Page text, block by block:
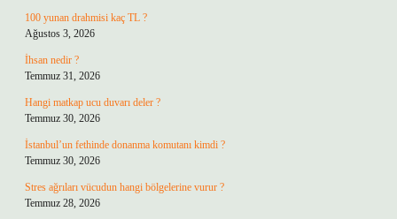
100 yunan drahmisi kaç TL ?
Ağustos 3, 2026
İhsan nedir ?
Temmuz 31, 2026
Hangi matkap ucu duvarı deler ?
Temmuz 30, 2026
İstanbul’un fethinde donanma komutanı kimdi ?
Temmuz 30, 2026
Stres ağrıları vücudun hangi bölgelerine vurur ?
Temmuz 28, 2026